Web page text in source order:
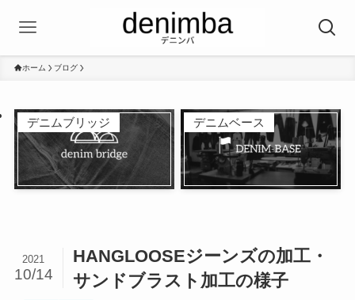
ホーム ブログ
デニムブリッジ デニムベース
HANGLOOSEジーンズの加工・
サンドブラスト加工の様子
2021
10/14